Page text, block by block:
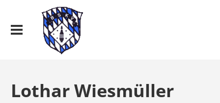
Lothar Wiesmüller